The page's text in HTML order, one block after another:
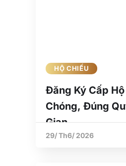
HỘ CHIẾU
Đăng Ký Cấp
Chóng, Đúng
Gian
29/ Th6/ 2026